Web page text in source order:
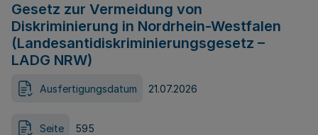
Gesetz zur Vermeidung von
Diskriminierung in Nordrhein-Westfalen
(Landesantidiskriminierungsgesetz –
LADG NRW)
Ausfertigungsdatum 21.07.2026
Seite 595